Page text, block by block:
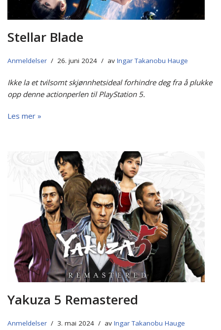
Stellar Blade
Anmeldelser 26. juni 2024 av Ingar Takanobu Hauge
Ikke la et tvilsomt skjønnhetsideal forhindre deg fra å plukke
opp denne actionperlen til PlayStation 5.
Les mer »
Yakuza 5 Remastered
Anmeldelser 3. mai 2024 av Ingar Takanobu Hauge